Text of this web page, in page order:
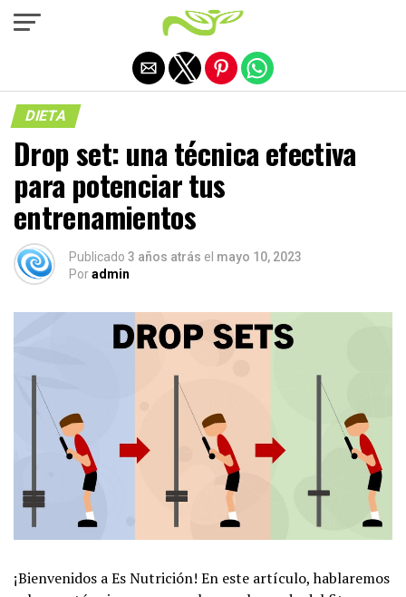
DIETA
Drop set: una técnica efectiva
para potenciar tus
entrenamientos
Publicado 3 años atrás el mayo 10, 2023
Poradmin
¡Bienvenidos a Es Nutrición! En este artículo, hablaremos
Salir de la versión móvil